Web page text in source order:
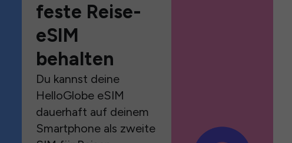
feste Reise-
eSIM
behalten
Du kannst deine
HelloGlobe eSIM
dauerhaft auf deinem
Smartphone als zweite